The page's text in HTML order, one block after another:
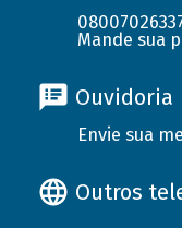
Mande sua
Ouvidoria
Envie sua
Outros